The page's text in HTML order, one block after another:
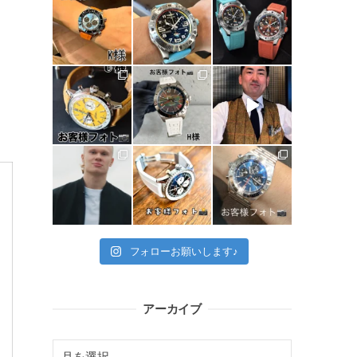
フォローお願いします♪
アーカイブ